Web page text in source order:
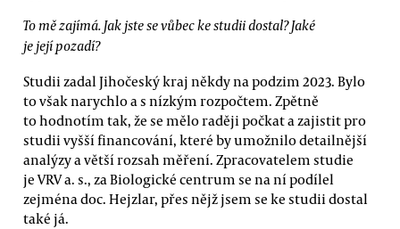
To mě zajímá. Jak jste se vůbec ke studii dostal? Jaké
je její pozadí?
Studii zadal Jihočeský kraj někdy na podzim 2023. Bylo
to však narychlo a s nízkým rozpočtem. Zpětně
to hodnotím tak, že se mělo raději počkat a zajistit pro
studii vyšší financování, které by umožnilo detailnější
analýzy a větší rozsah měření. Zpracovatelem studie
je VRV a. s., za Biologické centrum se na ní podílel
zejména doc. Hejzlar, přes nějž jsem se ke studii dostal
také já.